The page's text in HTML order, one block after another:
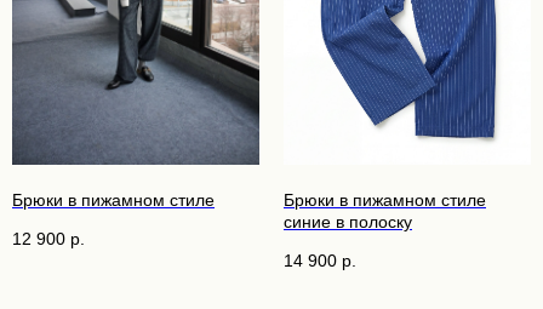
Брюки в пижамном стиле
12 900 р.
Брюки в пижамном стиле
синие в полоску
14 900 р.